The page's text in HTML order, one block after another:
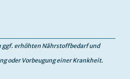
ggf. erhöhten Nährstoffbedarf und
oder Vorbeugung einer Krankheit.